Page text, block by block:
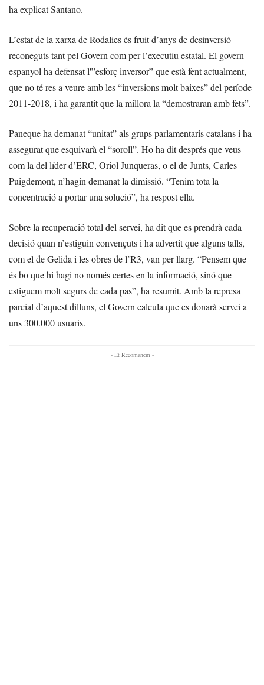
ha explicat Santano.
L’estat de la xarxa de Rodalies és fruit d’anys de desinversió
reconeguts tant pel Govern com per l’executiu estatal. El govern
espanyol ha defensat l'”esforç inversor” que està fent actualment,
que no té res a veure amb les “inversions molt baixes” del període
2011-2018, i ha garantit que la millora la “demostraran amb fets”.
Paneque ha demanat “unitat” als grups parlamentaris catalans i ha
assegurat que esquivarà el “soroll”. Ho ha dit després que veus
com la del líder d’ERC, Oriol Junqueras, o el de Junts, Carles
Puigdemont, n’hagin demanat la dimissió. “Tenim tota la
concentració a portar una solució”, ha respost ella.
Sobre la recuperació total del servei, ha dit que es prendrà cada
decisió quan n’estiguin convençuts i ha advertit que alguns talls,
com el de Gelida i les obres de l’R3, van per llarg. “Pensem que
és bo que hi hagi no només certes en la informació, sinó que
estiguem molt segurs de cada pas”, ha resumit. Amb la represa
parcial d’aquest dilluns, el Govern calcula que es donarà servei a
uns 300.000 usuaris.
- Et Recomanem -